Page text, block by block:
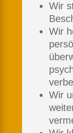
Wir
Wir
Wir